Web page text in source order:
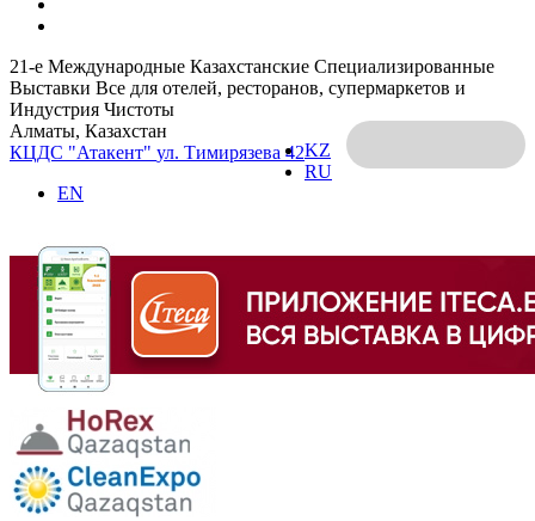
21-е Международные Казахстанские Специализированные
Выставки Все для отелей, ресторанов, супермаркетов и
Индустрия Чистоты
Алматы, Казахстан
КЦДС "Атакент" ул. Тимирязева 42KZ
RU
EN